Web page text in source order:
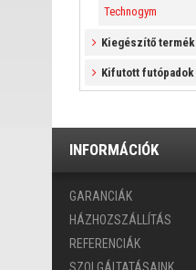
Technogym
Kiegészítő
Kifutott futópadok
INFORMÁCIÓK
GARANCIÁK
HÁZHOZSZÁLLÍTÁS
REFERENCIÁK